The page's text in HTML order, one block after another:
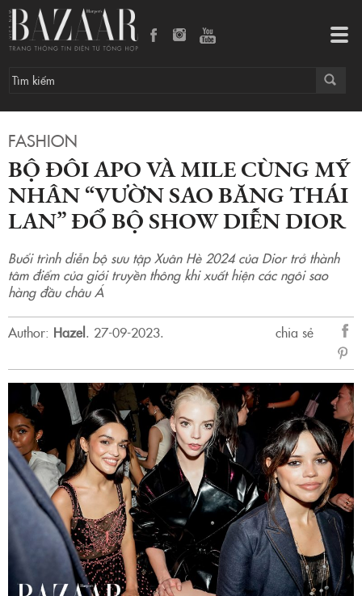
FASHION
BỘ ĐÔI APO VÀ MILE CÙNG MỸ
NHÂN “VƯỜN SAO BĂNG THÁI
LAN” ĐỔ BỘ SHOW DIỄN DIOR
Buổi trình diễn bộ sưu tập Xuân Hè 2024 của Dior trở thành
tâm điểm của giới truyền thông khi xuất hiện các ngôi sao
hàng đầu châu Á
Author: Hazel. 27-09-2023.
chia sẻ
sẻ